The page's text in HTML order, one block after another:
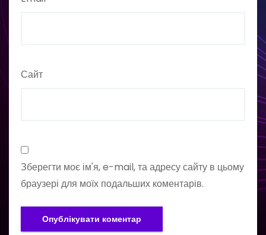
Сайт
Зберегти моє ім'я, e-mail, та адресу сайту в цьому
браузері для моїх подальших коментарів.